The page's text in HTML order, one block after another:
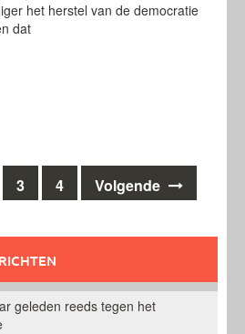
het herstel van de democratie
dat
3 4 Volgende
geleden reeds tegen het